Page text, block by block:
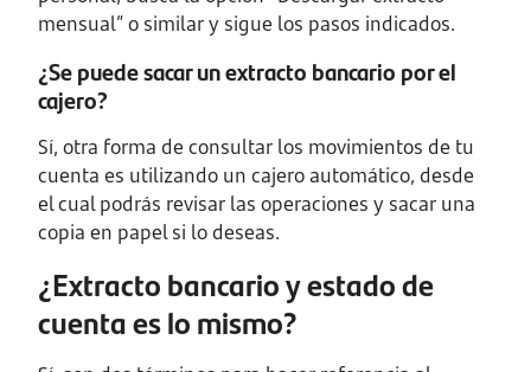
mensual” o similar y sigue los pasos indicados.
¿Se puede sacar un extracto bancario por el
cajero?
Sí, otra forma de consultar los movimientos de tu
cuenta es utilizando un cajero automático, desde
el cual podrás revisar las operaciones y sacar una
copia en papel si lo deseas.
¿Extracto bancario y estado de
cuenta es lo mismo?